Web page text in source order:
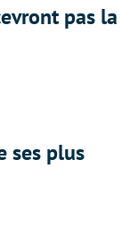
pas la
ses plus